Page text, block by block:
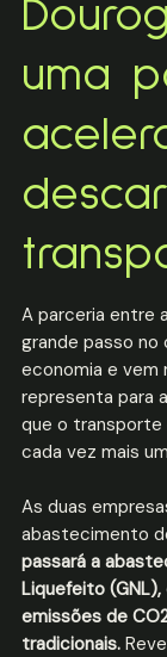
uma
A parceria entre
grande passo no
economia e vem
representa para
que o transporte
cada vez mais
As duas
abastecimento
passará a
Liquefeito
emissões de
tradicionais.